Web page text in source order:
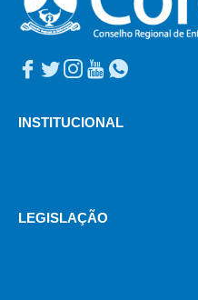
INSTITUCIONAL
LEGISLAÇÃO